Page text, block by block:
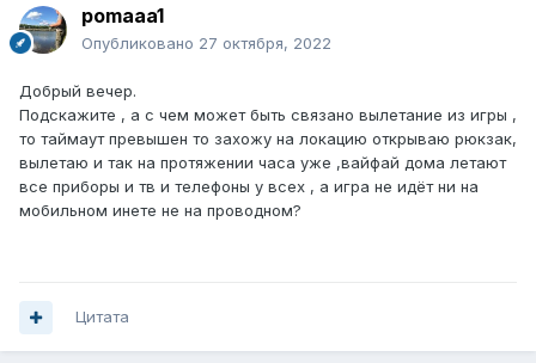
pomaaa1
Опубликовано 27 октября, 2022
Добрый вечер.
Подскажите , а с чем может быть связано вылетание из игры ,
то таймаут превышен то захожу на локацию открываю рюкзак,
вылетаю и так на протяжении часа уже ,вайфай дома летают
все приборы и тв и телефоны у всех , а игра не идёт ни на
мобильном инете не на проводном?
Цитата